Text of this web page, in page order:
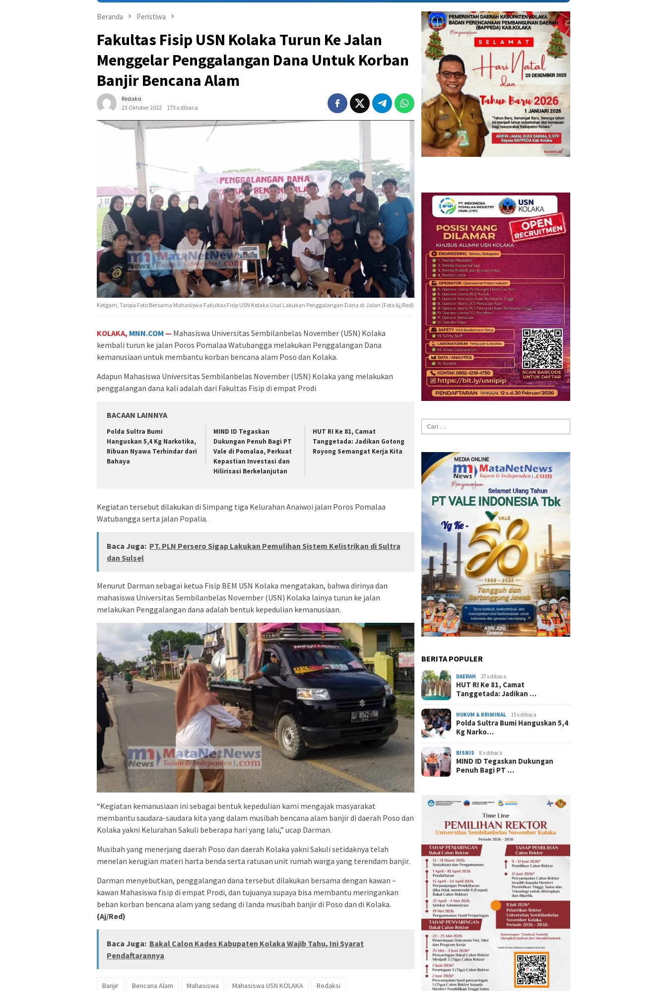
Beranda Peristiwa
Fakultas Fisip USN Kolaka Turun Ke Jalan
Menggelar Penggalangan Dana Untuk Korban
Banjir Bencana Alam
Redaksi
23 Oktober 2022
173 x dibaca
Ketgam, Tanpa Foto Bersama Mahasiswa Fakultas Fisip USN Kolaka Usai Lakukan Penggalangan Dana di Jalan (Foto Aj/Red)
KOLAKA, MNN.COM — Mahasiswa Universitas Sembilanbelas November (USN) Kolaka
kembali turun ke jalan Poros Pomalaa Watubangga melakukan Penggalangan Dana
kemanusiaan untuk membantu korban bencana alam Poso dan Kolaka.
Adapun Mahasiswa Universitas Sembilanbelas November (USN) Kolaka yang melakukan
penggalangan dana kali adalah dari Fakultas Fisip di empat Prodi
BACAAN LAINNYA
Polda Sultra Bumi
Hanguskan 5,4 Kg Narkotika,
Ribuan Nyawa Terhindar dari
Bahaya
MIND ID Tegaskan
Dukungan Penuh Bagi PT
Vale di Pomalaa, Perkuat
Kepastian Investasi dan
Hilirisasi Berkelanjutan
HUT RI Ke 81, Camat
Tanggetada: Jadikan Gotong
Royong Semangat Kerja Kita
Kegiatan tersebut dilakukan di Simpang tiga Kelurahan Anaiwoi jalan Poros Pomalaa
Watubangga serta jalan Popalia.
Baca Juga: PT. PLN Persero Sigap Lakukan Pemulihan Sistem Kelistrikan di Sultra
dan Sulsel
Menurut Darman sebagai ketua Fisip BEM USN Kolaka mengatakan, bahwa dirinya dan
mahasiswa Universitas Sembilanbelas November (USN) Kolaka lainya turun ke jalan
melakukan Penggalangan dana adalah bentuk kepedulian kemanusiaan.
“Kegiatan kemanusiaan ini sebagai bentuk kepedulian kami mengajak masyarakat
membantu saudara-saudara kita yang dalam musibah bencana alam banjir di daerah Poso dan
Kolaka yakni Kelurahan Sakuli beberapa hari yang lalu,” ucap Darman.
Musibah yang menerjang daerah Poso dan daerah Kolaka yakni Sakuli setidaknya telah
menelan kerugian materi harta benda serta ratusan unit rumah warga yang terendam banjir.
Darman menyebutkan, penggalangan dana tersebut dilakukan bersama dengan kawan –
kawan Mahasiswa fisip di empat Prodi, dan tujuanya supaya bisa membantu meringankan
beban korban bencana alam yang sedang di landa musibah banjir di Poso dan di Kolaka.
(Aj/Red)
Baca Juga: Bakal Calon Kades Kabupaten Kolaka Wajib Tahu, Ini Syarat
Pendaftarannya
Banjir Bencana Alam Mahasiswa Mahasiswa USN KOLAKA Redaksi
Cari
untuk:
BERITA POPULER
DAERAH 27 x dibaca
HUT RI Ke 81, Camat
Tanggetada: Jadikan …
HUKUM & KRIMINAL 15 x dibaca
Polda Sultra Bumi Hanguskan 5,4
Kg Narko…
BISNIS 8 x dibaca
MIND ID Tegaskan Dukungan
Penuh Bagi PT …